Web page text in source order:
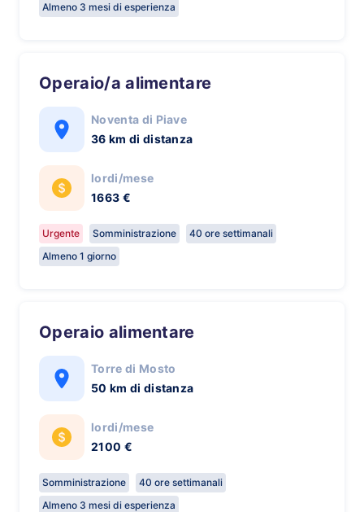
Almeno 3 mesi di esperienza
Operaio/a alimentare
Noventa di Piave
36 km di distanza
lordi/mese
1663 €
Urgente Somministrazione
40 ore settimanali
Almeno 1 giorno
Operaio alimentare
Torre di Mosto
50 km di distanza
lordi/mese
2100 €
Somministrazione
40 ore settimanali
Almeno 3 mesi di esperienza